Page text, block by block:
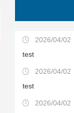
2026/04/02
test
2026/04/02
test
2026/04/02